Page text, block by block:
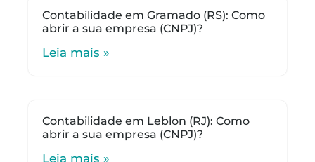
Contabilidade em Gramado (RS): Como
abrir a sua empresa (CNPJ)?
Leia mais »
Contabilidade em Leblon (RJ): Como
abrir a sua empresa (CNPJ)?
Leia mais »